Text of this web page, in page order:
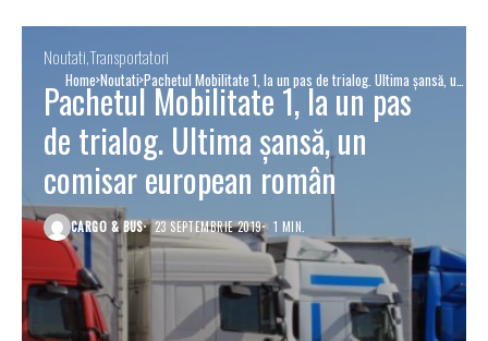
Home Noutati Pachetul Mobilitate 1, la un pas de trialog. Ultima șansă, un
comisar european român
NoutatiTransportatori
Pachetul Mobilitate 1, la un pas
de trialog. Ultima șansă, un
comisar european român
CARGO & BUS 23 SEPTEMBRIE 2019 1 MIN.